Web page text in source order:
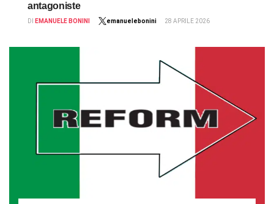
antagoniste
DI EMANUELE BONINI emanuelebonini 28 APRILE 2026